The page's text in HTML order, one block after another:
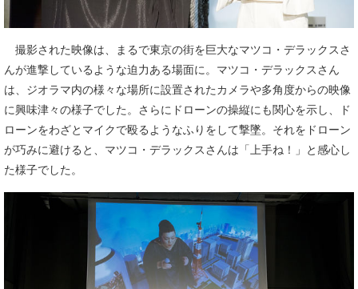
撮影された映像は、まるで東京の街を巨大なマツコ・デラックスさ
んが進撃しているような迫力ある場面に。マツコ・デラックスさん
は、ジオラマ内の様々な場所に設置されたカメラや多角度からの映像
に興味津々の様子でした。さらにドローンの操縦にも関心を示し、ド
ローンをわざとマイクで殴るようなふりをして撃墜。それをドローン
が巧みに避けると、マツコ・デラックスさんは「上手ね！」と感心し
た様子でした。